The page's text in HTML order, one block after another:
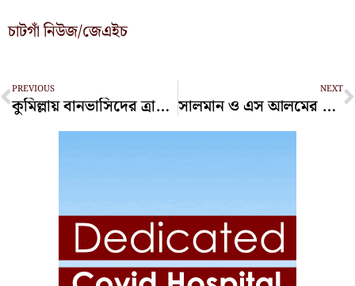
চাটগাঁ নিউজ/জেএইচ
Prev
PREVIOUS
কুমিল্লায় বানভাসিদের ত্রাণ দিল রোহিঙ্গা অ্যাসোসিয়েশন ফিনিক্স
NEXT
সালমান ও এস আলমের অনিয়ম অনুসন্ধানে কমিটি